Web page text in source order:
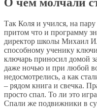
Так Коля и учился, на
притом что и программу
директор школы Михаил
способному ученику
ключарь приносил домой
даже ночью и при любой
недосмотрелись, а как
– рядом книга и свечка.
просто спал. То ли это
Спали же подвижники в